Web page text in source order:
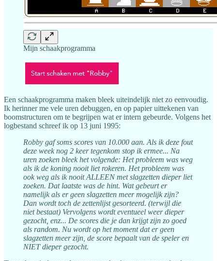
Mijn schaakprogramma
Een schaakprogramma maken bleek uiteindelijk niet zo eenvoudig.
Ik herinner me vele uren debuggen, en op papier uittekenen van
boomstructuren om te begrijpen wat er intern gebeurde. Volgens het
logbestand schreef ik op 13 juni 1995:
Robby gaf soms scores van 10.000 aan. Als ik deze fout
deze week nog 2 keer tegenkom stop ik ermee... Na
uren zoeken bleek het volgende: Het probleem was weg
als ik de koning nooit liet rokeren. Het probleem was
ook weg als ik nooit ALLEEN met slagzetten dieper liet
zoeken. Dat laatste was de hint. Wat gebeurt er
namelijk als er geen slagzetten meer mogelijk zijn?
Dan wordt toch de zettenlijst gesorteerd. (terwijl die
niet bestaat) Vervolgens wordt eventueel weer dieper
gezocht, enz... De scores die je dan krijgt zijn zo goed
als random. Nu wordt op het moment dat er geen
slagzetten meer zijn, de score bepaalt van de speler en
NIET dieper gezocht.